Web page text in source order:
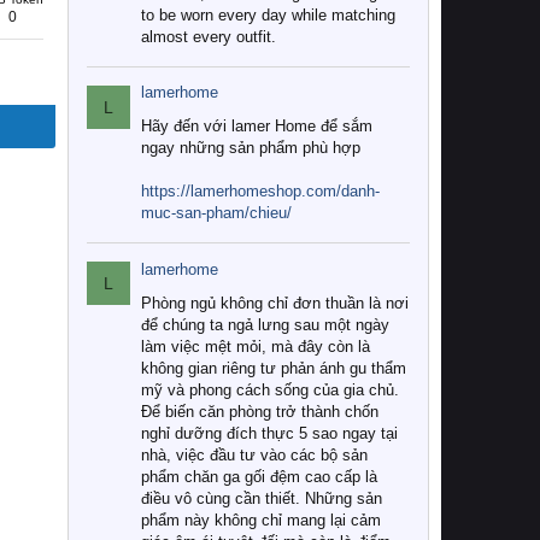
0
to be worn every day while matching
almost every outfit.
L
lamerhome
Hãy đến với lamer Home để sắm
ngay những sản phẩm phù hợp
https://lamerhomeshop.com/danh-
muc-san-pham/chieu/
L
lamerhome
Phòng ngủ không chỉ đơn thuần là nơi
để chúng ta ngả lưng sau một ngày
làm việc mệt mỏi, mà đây còn là
không gian riêng tư phản ánh gu thẩm
mỹ và phong cách sống của gia chủ.
Để biến căn phòng trở thành chốn
nghỉ dưỡng đích thực 5 sao ngay tại
nhà, việc đầu tư vào các bộ sản
phẩm chăn ga gối đệm cao cấp là
điều vô cùng cần thiết. Những sản
phẩm này không chỉ mang lại cảm